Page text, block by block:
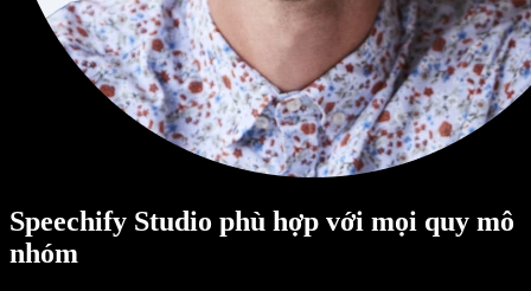
Speechify Studio phù hợp với mọi quy mô
nhóm